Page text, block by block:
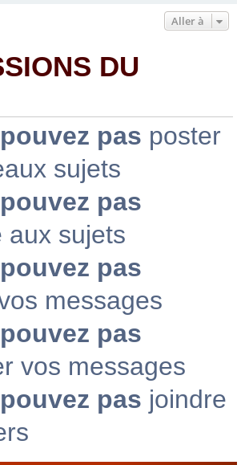
Aller à
DU
pas poster
sujets
pas
aux sujets
pas
messages
pas
vos messages
pas joindre